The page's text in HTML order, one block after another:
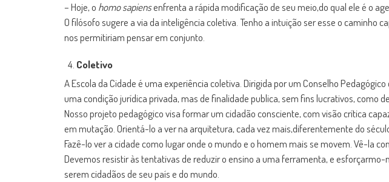
– Hoje, o homo sapiensenfrenta a rápida modificação de seu meio,do qual ele é o
O filósofo sugere a via da inteligência coletiva. Tenho a intuição ser esse o caminho
nos permitiriam pensar em conjunto.
Coletivo
A Escola da Cidade é uma experiência coletiva. Dirigida por um Conselho
uma condição jurídica privada, mas de finalidade publica, sem fins lucrativos, como
Nosso projeto pedagógico visa formar um cidadão consciente, com visão crítica
em mutação. Orientá-lo a ver na arquitetura, cada vez mais,diferentemente do
Fazê-lo ver a cidade como lugar onde o mundo e o homem mais se movem. Vê-la
Devemos resistir às tentativas de reduzir o ensino a uma ferramenta, e
serem cidadãos de seu país e do mundo.